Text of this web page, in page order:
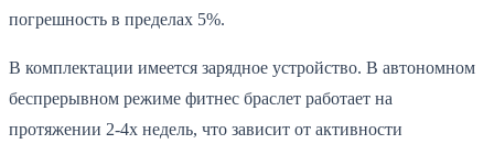
погрешность в пределах 5%.
В комплектации имеется зарядное устройство. В автономном
беспрерывном режиме фитнес браслет работает на
протяжении 2-4х недель, что зависит от активности